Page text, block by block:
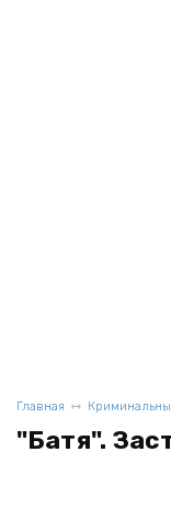
Главная
"Батя".